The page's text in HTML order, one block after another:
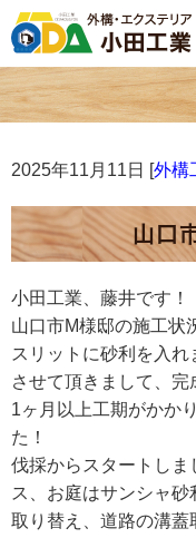
2025年11月11日 [外構
山口
小田工業、藤井です！
山口市M様邸の施工状
スリットに砂利を入
させて頂きまして、完
1ヶ月以上工期がかか
た！
伐採からスタートし
ス、お庭はサンシャ
取り替え、道路の溝